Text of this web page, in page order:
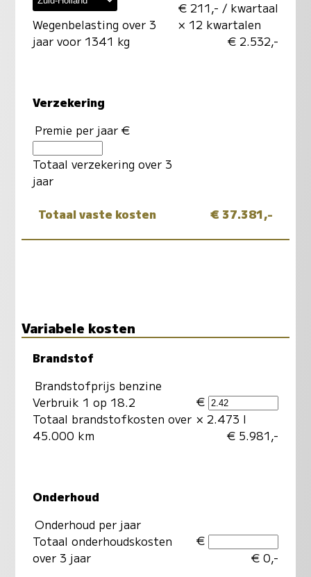
Wegenbelasting over 3
jaar voor 1341 kg
€ 211,- / kwartaal
× 12 kwartalen
€ 2.532,-
Verzekering
Premie per jaar €
Totaal verzekering over 3
jaar
Totaal vaste kosten € 37.381,-
Variabele kosten
Brandstof
Brandstofprijs benzine
Verbruik 1 op 18.2
Totaal brandstofkosten over
45.000 km
€
× 2.473 l
€ 5.981,-
Onderhoud
Onderhoud per jaar
Totaal onderhoudskosten
over 3 jaar
€
€ 0,-